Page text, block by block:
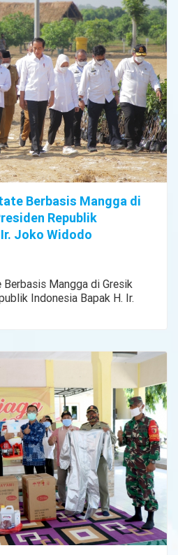
Berbasis Mangga di
Republik
Joko Widodo
Mangga di Gresik
Indonesia Bapak H. Ir.